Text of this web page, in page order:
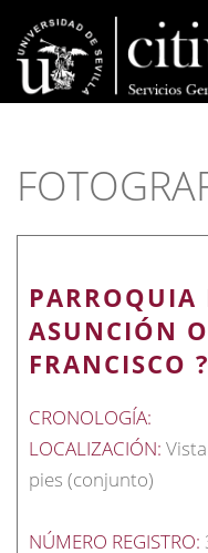
PARROQUIA
ASUNCIÓN
FRANCISCO ?
CRONOLOGÍA:
LOCALIZACIÓN:
pies (conjunto)
NÚMERO REGISTRO: